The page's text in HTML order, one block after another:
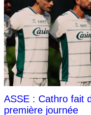
ASSE : Cathro fait
première journée